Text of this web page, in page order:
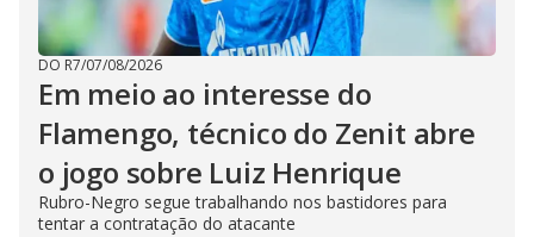
DO R7/07/08/2026
Em meio ao interesse do
Flamengo, técnico do Zenit abre
o jogo sobre Luiz Henrique
Rubro-Negro segue trabalhando nos bastidores para
tentar a contratação do atacante